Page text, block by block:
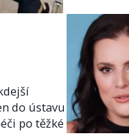
do ústavu
po těžké